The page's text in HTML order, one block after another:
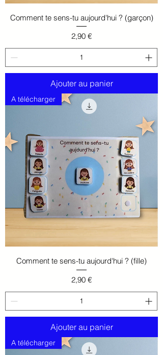
Comment te sens-tu aujourd'hui ? (garçon)
Prix
2,90 €
Ajouter au panier
A télécharger
Comment te sens-tu aujourd'hui ? (fille)
Prix
2,90 €
Ajouter au panier
A télécharger